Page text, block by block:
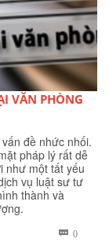
VĂN PHÒNG
đề nhức nhối.
pháp lý rất dễ
như một tất yếu
vụ luật sư tư
thành và
 0BÌNH